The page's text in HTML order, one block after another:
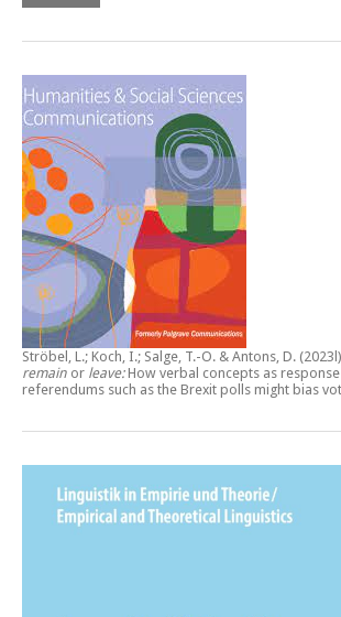
Ströbel, L.; Koch, I.; Salge, T.-O. & Antons, D.
remain or leave:How verbal concepts as
referendums such as the Brexit polls might bias